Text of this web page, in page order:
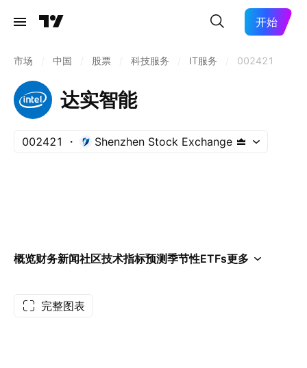
开始
市场 中国 股票 科技服务 IT服务 002421
达实智能
002421 Shenzhen Stock Exchange
概览财务新闻社区技术指标预测季节性ETFs更多
完整图表